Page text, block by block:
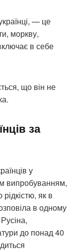
— це
моркву,
в себе
що він не
за
у
випробуванням,
як в
в одному
до понад 40